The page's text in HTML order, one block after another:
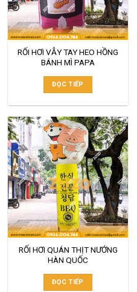
RỐI HƠI VẪY TAY HEO HỒNG
BÁNH MÌ PAPA
ĐỌC TIẾP
RỐI HƠI QUÁN THỊT NƯỚNG
HÀN QUỐC
ĐỌC TIẾP